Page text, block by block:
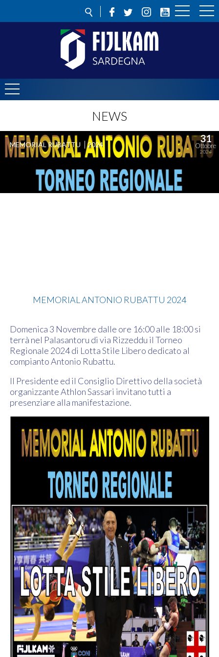
NEWS
31
Ottobre
2024
MEMORIAL ANTONIO RUBATTU 2024
MEMORIAL RUBATTU 2024
Domenica 3 Novembre dalle ore 16:00 alle 18:00 si
terrà nel Palasantoru di via Rizzeddu il Torneo
Regionale 2024 di Lotta Stile Libero dedicato al
compianto Antonio Rubattu.
Il Presidente ed il Consiglio Direttivo della società
organizzante Athlon Sassari invitano tutti a
presenziare alla manifestazione.